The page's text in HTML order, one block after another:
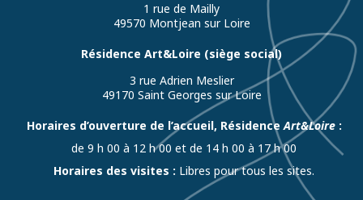
1 rue de Mailly
49570 Montjean sur Loire
Résidence Art&Loire (siège social)
3 rue Adrien Meslier
49170 Saint Georges sur Loire
Horaires d’ouverture de l’accueil, RésidenceArt&Loire:
de 9 h 00 à 12 h 00 et de 14 h 00 à 17 h 00
Horaires des visites : Libres pour tous les sites.